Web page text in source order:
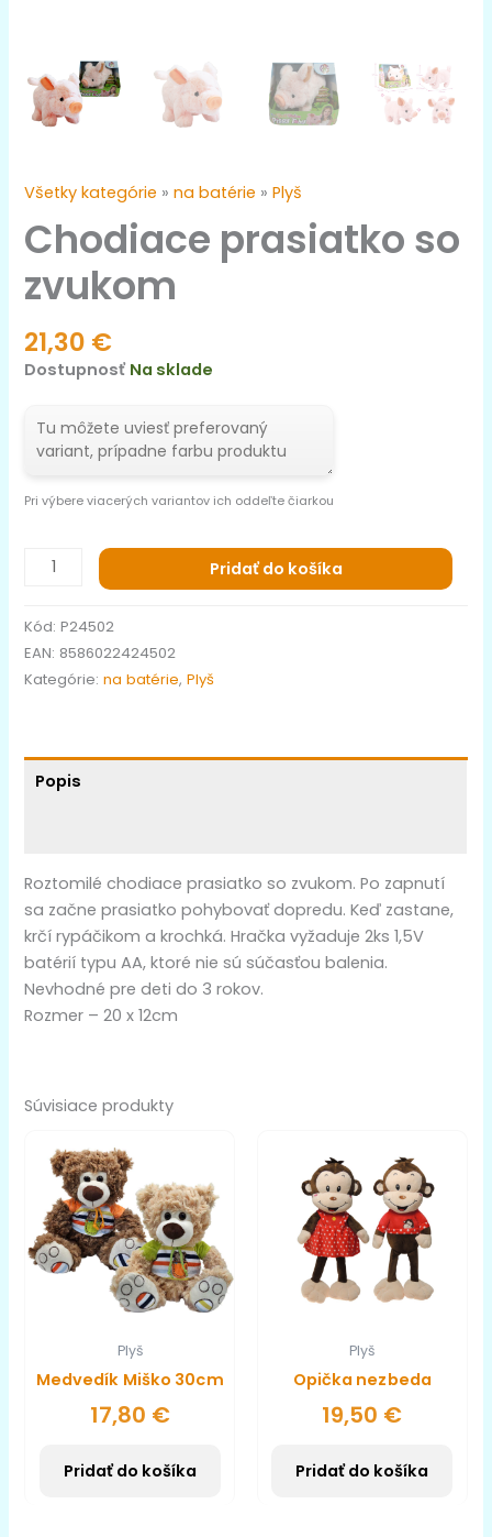
Všetky kategórie »na batérie »Plyš
Chodiace prasiatko so
zvukom
21,30 €
Dostupnosť Na sklade
Pri výbere viacerých variantov ich oddeľte čiarkou
Pridať do košíka
Kód:P24502
EAN: 8586022424502
Kategórie:na batérie,Plyš
Popis
Roztomilé chodiace prasiatko so zvukom. Po zapnutí
sa začne prasiatko pohybovať dopredu. Keď zastane,
krčí rypáčikom a krochká. Hračka vyžaduje 2ks 1,5V
batérií typu AA, ktoré nie sú súčasťou balenia.
Nevhodné pre deti do 3 rokov.
Rozmer – 20 x 12cm
Súvisiace produkty
Plyš
Medvedík Miško 30cm
17,80 €
Pridať do košíka
Plyš
Opička nezbeda
19,50 €
Pridať do košíka